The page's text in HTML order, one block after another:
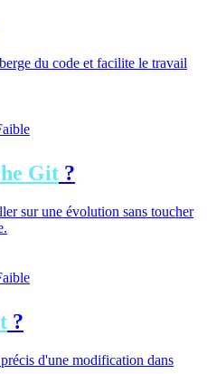
du code et facilite le travail
Git ?
sur une évolution sans toucher
?
d'une modification dans